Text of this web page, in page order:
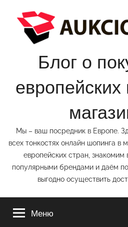
содержимому
Блог о
европейских
Мы – ваш посредник в Европе.
всех тонкостях онлайн шопинга в
европейских стран,
популярными брендами и даём
выгодно осуществить
Меню